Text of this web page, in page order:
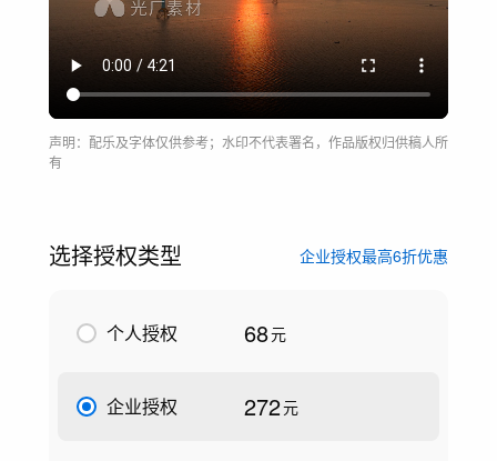
声明：配乐及字体仅供参考；水印不代表署名，作品版权归供稿人所
有
选择授权类型 企业授权最高6折优惠
个人授权 68元
企业授权 272元